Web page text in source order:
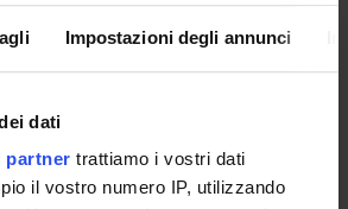
Impostazioni degli annunci
dati
partner trattiamo i vostri dati
il vostro numero IP, utilizzando
Biology (DBT) (DBT)
Molecolare
Biology (DM) (DM)
funzionale e di espressione